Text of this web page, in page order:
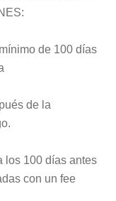
de 100 días
de la
los 100 días antes
con un fee